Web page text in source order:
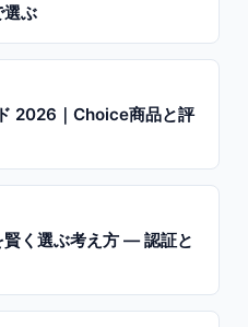
選ぶ
2026｜Choice商品と評
く選ぶ考え方 — 認証と